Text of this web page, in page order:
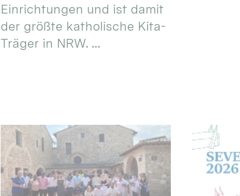
Einrichtungen und ist damit
der größte katholische Kita-
Träger in NRW. ...